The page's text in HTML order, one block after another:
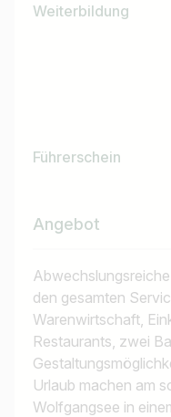
Weiterbildung
Führerschein
Angebot
den gesamten
Warenwirtschaft,
Restaurants, zwei
Urlaub machen am
Wolfgangsee in
Ich suche nach …
z.B. Österreich
Land / Bundesland